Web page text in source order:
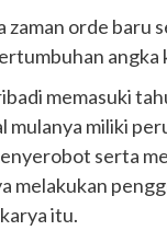
orde
memasuki
miliki
serta
itu.